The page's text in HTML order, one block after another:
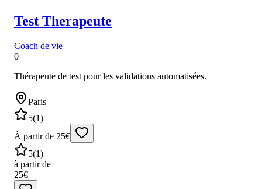
Test Therapeute
Coach de vie
0
Thérapeute de test pour les validations automatisées.
Paris
5(1)
À partir de 25€
5(1)
à partir de
25€